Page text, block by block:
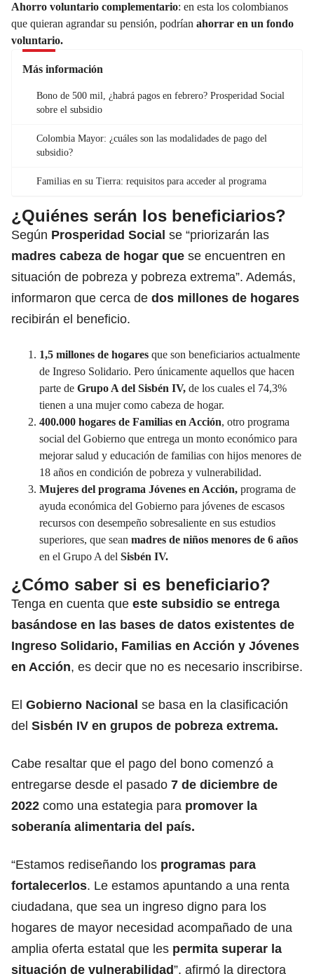
Ahorro voluntario complementario: en esta los colombianos
que quieran agrandar su pensión, podrían ahorrar en un fondo
voluntario.
Más información
Bono de 500 mil, ¿habrá pagos en febrero? Prosperidad Social
sobre el subsidio
Colombia Mayor: ¿cuáles son las modalidades de pago del
subsidio?
Familias en su Tierra: requisitos para acceder al programa
¿Quiénes serán los beneficiarios?
Según Prosperidad Social se “priorizarán las
madres cabeza de hogar que se encuentren en
situación de pobreza y pobreza extrema”. Además,
informaron que cerca de dos millones de hogares
recibirán el beneficio.
1,5 millones de hogares que son beneficiarios actualmente
de Ingreso Solidario. Pero únicamente aquellos que hacen
parte de Grupo A del Sisbén IV, de los cuales el 74,3%
tienen a una mujer como cabeza de hogar.
400.000 hogares de Familias en Acción, otro programa
social del Gobierno que entrega un monto económico para
mejorar salud y educación de familias con hijos menores de
18 años en condición de pobreza y vulnerabilidad.
Mujeres del programa Jóvenes en Acción, programa de
ayuda económica del Gobierno para jóvenes de escasos
recursos con desempeño sobresaliente en sus estudios
superiores, que sean madres de niños menores de 6 años
en el Grupo A del Sisbén IV.
¿Cómo saber si es beneficiario?
Tenga en cuenta que este subsidio se entrega
basándose en las bases de datos existentes de
Ingreso Solidario, Familias en Acción y Jóvenes
en Acción, es decir que no es necesario inscribirse.
El Gobierno Nacional se basa en la clasificación
del Sisbén IV en grupos de pobreza extrema.
Cabe resaltar que el pago del bono comenzó a
entregarse desde el pasado 7 de diciembre de
2022 como una estategia para promover la
soberanía alimentaria del país.
“Estamos rediseñando los programas para
fortalecerlos. Le estamos apuntando a una renta
ciudadana, que sea un ingreso digno para los
hogares de mayor necesidad acompañado de una
amplia oferta estatal que les permita superar la
situación de vulnerabilidad”, afirmó la directora